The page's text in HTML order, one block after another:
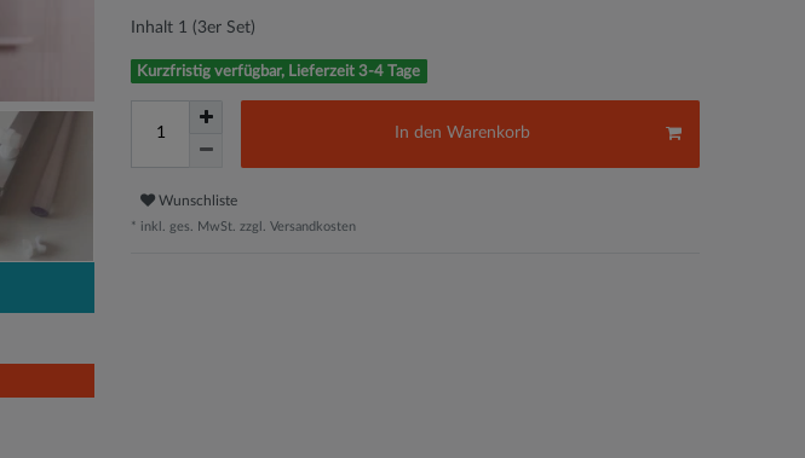
Inhalt 1 (3er Set)
Kurzfristig verfügbar, Lieferzeit 3-4 Tage
In den Warenkorb
Wunschliste
* inkl. ges. MwSt. zzgl. Versandkosten